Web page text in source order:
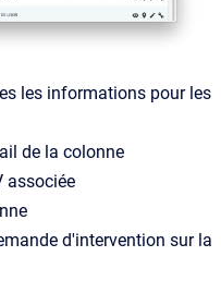
les informations pour les
de la colonne
associée
d'intervention sur la